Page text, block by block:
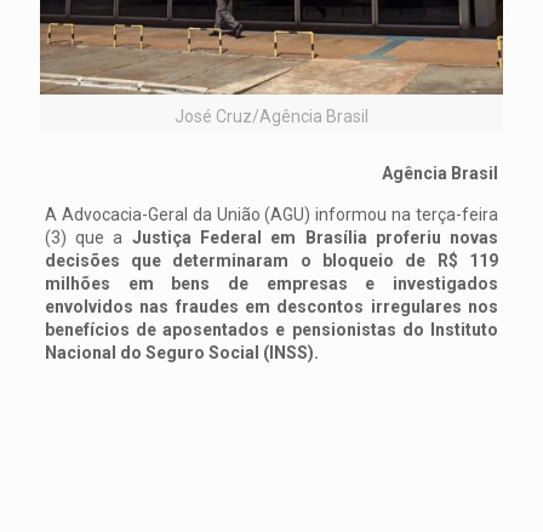
José Cruz/Agência Brasil
Agência Brasil
A Advocacia-Geral da União (AGU) informou na terça-feira
(3) que a Justiça Federal em Brasília proferiu novas
decisões que determinaram o bloqueio de R$ 119
milhões em bens de empresas e investigados
envolvidos nas fraudes em descontos irregulares nos
benefícios de aposentados e pensionistas do Instituto
Nacional do Seguro Social (INSS).